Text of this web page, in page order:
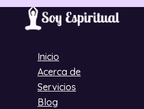
Ir
Inicio
Acerca de
Servicios
Blog